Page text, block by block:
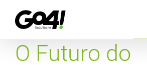
para
conteúdoO Futuro do